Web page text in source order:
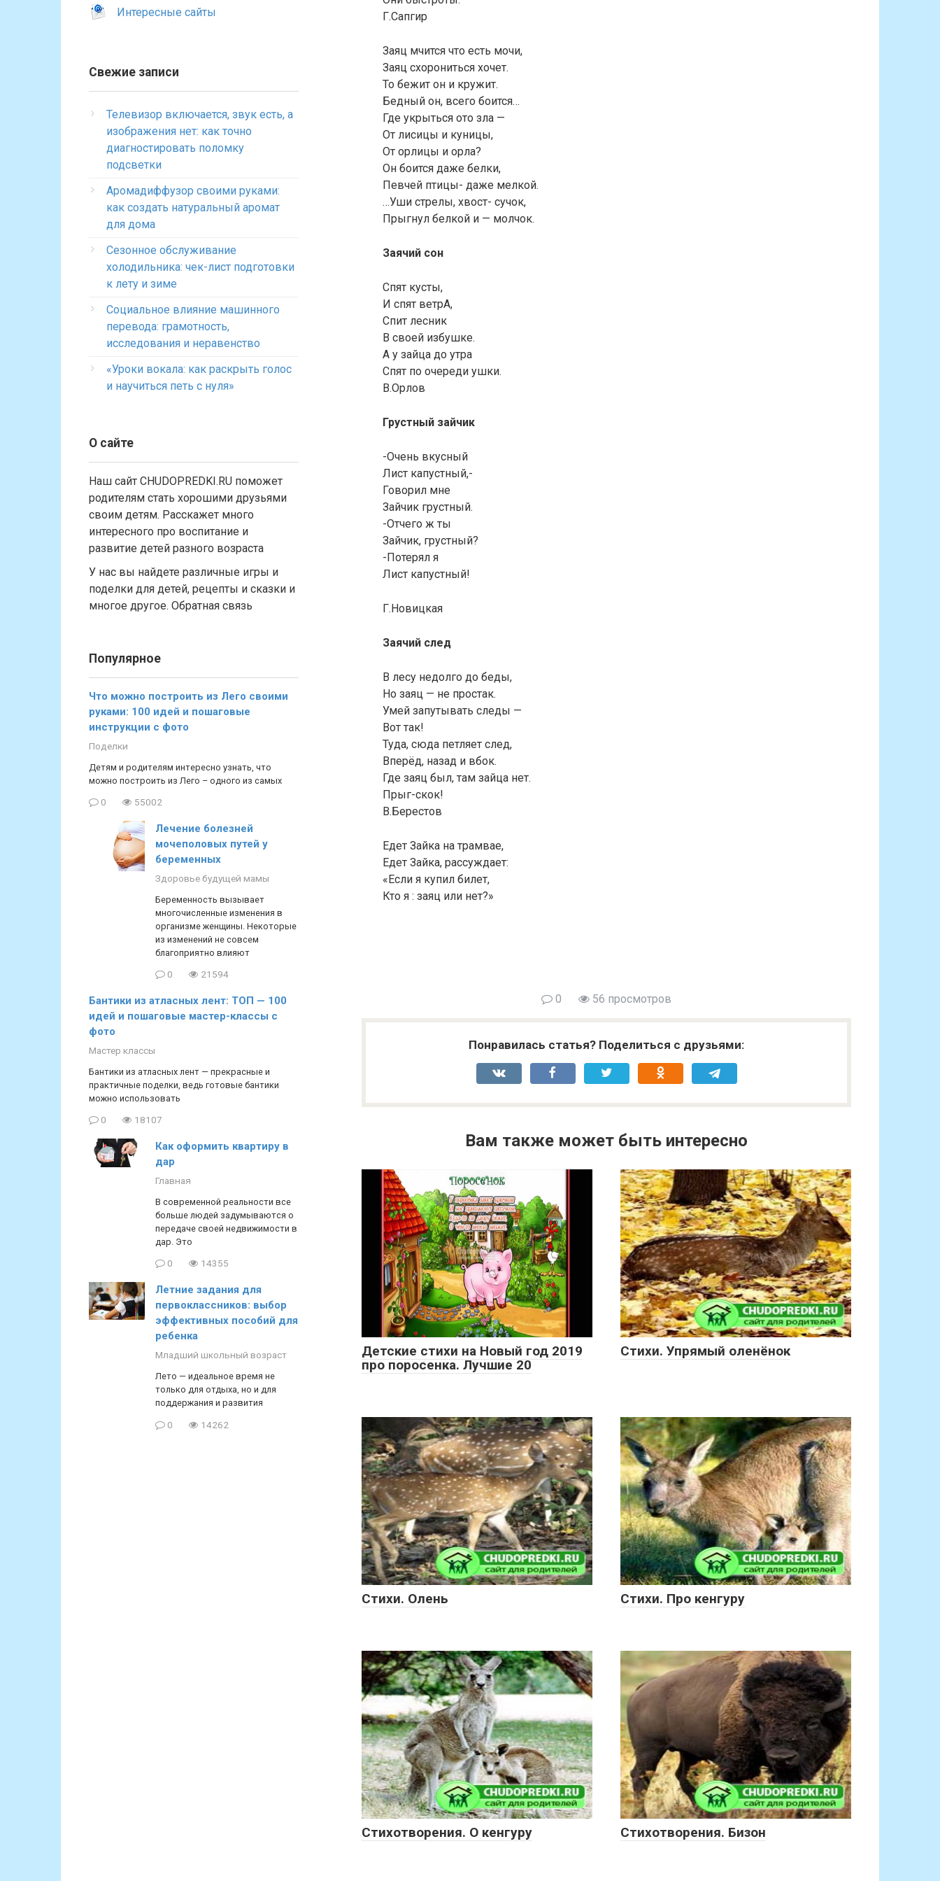
Г.Сапгир
Заяц мчится что есть мочи,
Заяц схорониться хочет.
То бежит он и кружит.
Бедный он, всего боится…
Где укрыться ото зла —
От лисицы и куницы,
От орлицы и орла?
Он боится даже белки,
Певчей птицы- даже мелкой.
…Уши стрелы, хвост- сучок,
Прыгнул белкой и — молчок.
Заячий сон
Спят кусты,
И спят ветрА,
Спит лесник
В своей избушке.
А у зайца до утра
Спят по очереди ушки.
В.Орлов
Грустный зайчик
-Очень вкусный
Лист капустный,-
Говорил мне
Зайчик грустный.
-Отчего ж ты
Зайчик, грустный?
-Потерял я
Лист капустный!
Г.Новицкая
Заячий след
В лесу недолго до беды,
Но заяц — не простак.
Умей запутывать следы —
Вот так!
Туда, сюда петляет след,
Вперёд, назад и вбок.
Где заяц был, там зайца нет.
Прыг-скок!
В.Берестов
Едет Зайка на трамвае,
Едет Зайка, рассуждает:
«Если я купил билет,
Кто я : заяц или нет?»
0 56 просмотров
Понравилась статья? Поделиться с друзьями:
Вам также может быть интересно
Детские стихи на Новый год 2019
про поросенка. Лучшие 20
Стихи. Упрямый оленёнок
Стихи. Олень Стихи. Про кенгуру
Стихотворения. О кенгуру Стихотворения. Бизон
Интересные сайты
Свежие записи
Телевизор включается, звук есть, а
изображения нет: как точно
диагностировать поломку
подсветки
Аромадиффузор своими руками:
как создать натуральный аромат
для дома
Сезонное обслуживание
холодильника: чек-лист подготовки
к лету и зиме
Социальное влияние машинного
перевода: грамотность,
исследования и неравенство
«Уроки вокала: как раскрыть голос
и научиться петь с нуля»
О сайте
Наш сайт CHUDOPREDKI.RU поможет
родителям стать хорошими друзьями
своим детям. Расскажет много
интересного про воспитание и
развитие детей разного возраста
У нас вы найдете различные игры и
поделки для детей, рецепты и сказки и
многое другое. Обратная связь
Популярное
Что можно построить из Лего своими
руками: 100 идей и пошаговые
инструкции с фото
Поделки
Детям и родителям интересно узнать, что
можно построить из Лего – одного из самых
0 55002
Лечение болезней
мочеполовых путей у
беременных
Здоровье будущей мамы
Беременность вызывает
многочисленные изменения в
организме женщины. Некоторые
из изменений не совсем
благоприятно влияют
0 21594
Бантики из атласных лент: ТОП — 100
идей и пошаговые мастер-классы с
фото
Мастер классы
Бантики из атласных лент — прекрасные и
практичные поделки, ведь готовые бантики
можно использовать
0 18107
Как оформить квартиру в
дар
Главная
В современной реальности все
больше людей задумываются о
передаче своей недвижимости в
дар. Это
0 14355
Летние задания для
первоклассников: выбор
эффективных пособий для
ребенка
Младший школьный возраст
Лето — идеальное время не
только для отдыха, но и для
поддержания и развития
0 14262